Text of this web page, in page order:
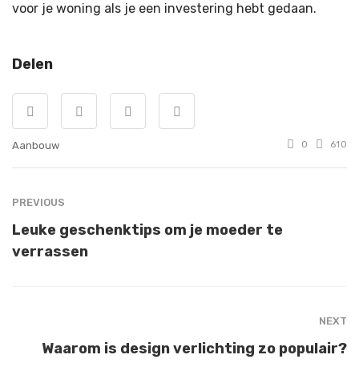
voor je woning als je een investering hebt gedaan.
Delen
Aanbouw 0 610
PREVIOUS
Leuke geschenktips om je moeder te
verrassen
NEXT
Waarom is design verlichting zo populair?